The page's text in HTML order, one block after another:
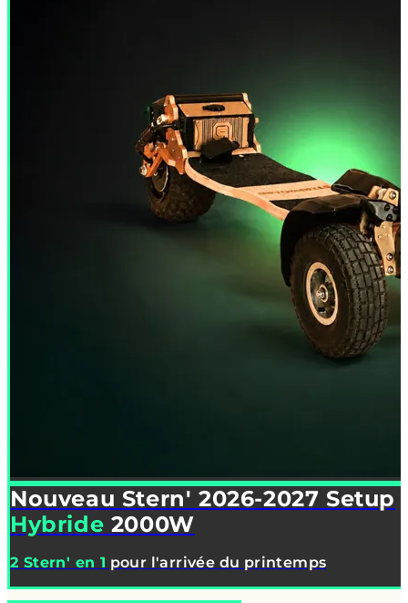
Nouveau Stern' 2026-2027 Setup
Hybride 2000W
2 Stern' en 1 pour l'arrivée du printemps